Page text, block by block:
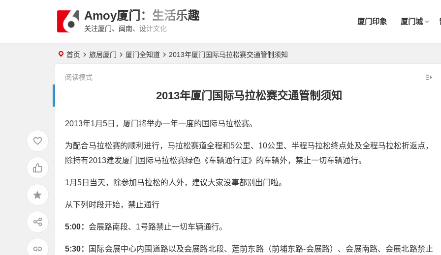
Amoy厦门：生活乐趣
关注厦门、闽南、设计文化
厦门印象 厦门城
首页 旅居厦门 厦门全知道 2013年厦门国际马拉松赛交通管制须知
2013年厦门国际马拉松赛交通管制须知
阅读模式
2013年1月5日，厦门将举办一年一度的国际马拉松赛。
为配合马拉松赛的顺利进行，马拉松赛道全程和5公里、10公里、半程马拉松终点处及全程马拉松折返点，
除持有2013建发厦门国际马拉松赛绿色《车辆通行证》的车辆外，禁止一切车辆通行。
1月5日当天，除参加马拉松的人外，建议大家没事都别出门啦。
从下列时段开始，禁止通行
5:00： 会展路南段、1号路禁止一切车辆通行。
5:30：
国际会展中心内围道路以及会展路北段、莲前东路（前埔东路-会展路）、会展南路、会展北路禁止